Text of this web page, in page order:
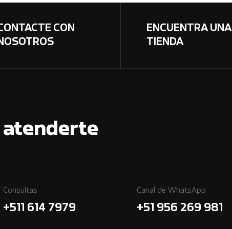
CON
ENCUENTRA UNA
TIENDA
atenderte
Consultas
+511 614 7979
Canal de WhatsApp
+51 956 269 981